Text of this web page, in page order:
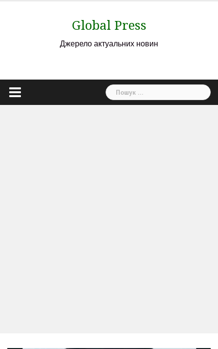
Global Press
Джерело актуальних новин
Пошук: